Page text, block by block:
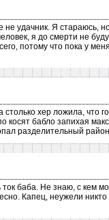
не удачник. Я стараюсь,
я до смерти не
потому что пока у
хер ложила, что
косят бабло запихая
разделительный
баба. Не знаю, с кем
Капец, неужели